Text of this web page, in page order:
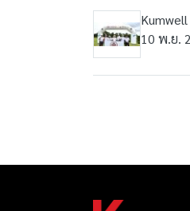
10 พ.ย.